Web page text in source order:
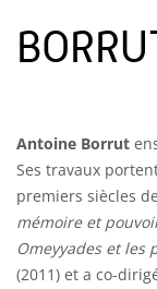
Antoine Borrut
Ses travaux
premiers siècles
mémoire et
Omeyyades et les
(2011) et a co-